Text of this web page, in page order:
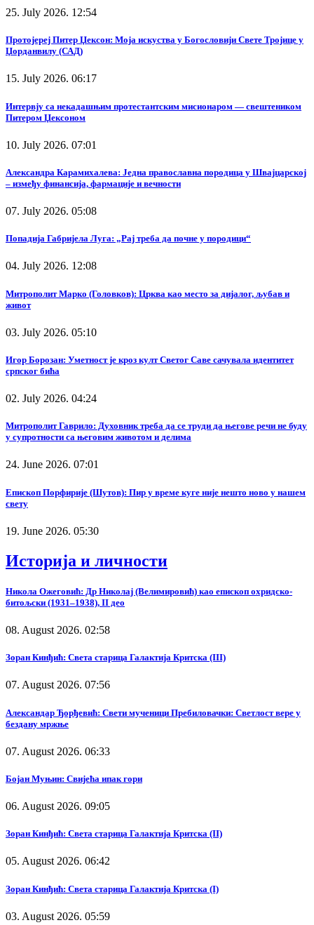
25. July 2026. 12:54
Протојереј Питер Џексон: Моја искуства у Богословији Свете Тројице у
Џорданвилу (САД)
15. July 2026. 06:17
Интервју са некадашњим протестантским мисионаром — свештеником
Питером Џексоном
10. July 2026. 07:01
Александра Карамихалева: Једна православна породица у Швајцарској
– између финансија, фармације и вечности
07. July 2026. 05:08
Попадија Габријела Луга: „Рај треба да почне у породици“
04. July 2026. 12:08
Митрополит Марко (Головков): Црква као место за дијалог, љубав и
живот
03. July 2026. 05:10
Игор Борозан: Уметност је кроз култ Светог Саве сачувала идентитет
српског бића
02. July 2026. 04:24
Митрополит Гаврило: Духовник треба да се труди да његове речи не буду
у супротности са његовим животом и делима
24. June 2026. 07:01
Епископ Порфирије (Шутов): Пир у време куге није нешто ново у нашем
свету
19. June 2026. 05:30
Историја и личности
Никола Ожеговић: Др Николај (Велимировић) као епископ охридско-
битољски (1931–1938), II део
08. August 2026. 02:58
Зоран Кинђић: Света старица Галактија Критска (III)
07. August 2026. 07:56
Александар Ђорђевић: Свети мученици Пребиловачки: Светлост вере у
бездану мржње
07. August 2026. 06:33
Бојан Муњин: Свијећа ипак гори
06. August 2026. 09:05
Зоран Кинђић: Света старица Галактија Критска (II)
05. August 2026. 06:42
Зоран Кинђић: Света старица Галактија Критска (I)
03. August 2026. 05:59